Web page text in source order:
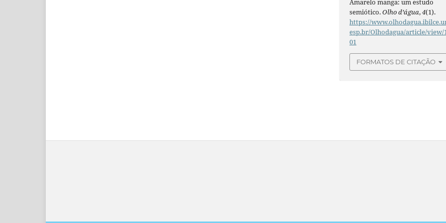
Amarelo manga: um estudo
semiótico.Olho d’água,4(1).
https://
esp.br/Olhodagua/article/view/
01
FORMATOS DE CITAÇÃO